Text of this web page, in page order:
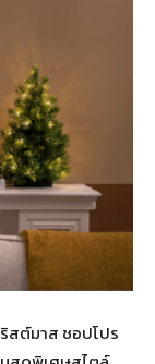
สต์มาส ชอปโปร